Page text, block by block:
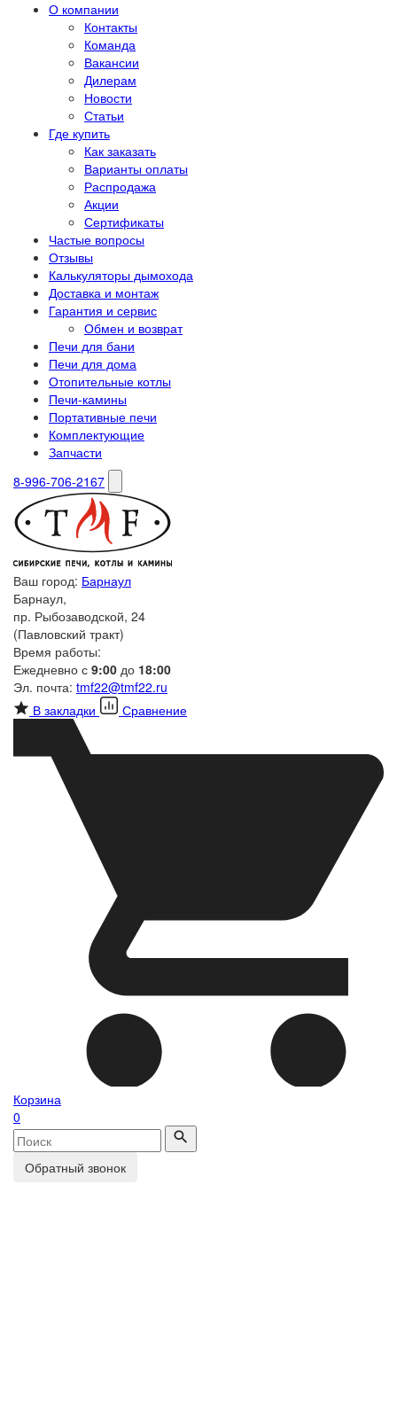
О компании
Контакты
Команда
Вакансии
Дилерам
Новости
Статьи
Где купить
Как заказать
Варианты оплаты
Распродажа
Акции
Сертификаты
Частые вопросы
Отзывы
Калькуляторы дымохода
Доставка и монтаж
Гарантия и сервис
Обмен и возврат
Печи для бани
Печи для дома
Отопительные котлы
Печи-камины
Портативные печи
Комплектующие
Запчасти
8-996-706-2167
Ваш город: Барнаул
Барнаул,
пр. Рыбозаводской, 24
(Павловский тракт)
Время работы:
Ежедневно с 9:00 до 18:00
Эл. почта: tmf22@tmf22.ru
В закладки
Сравнение
Корзина
0
Обратный звонок